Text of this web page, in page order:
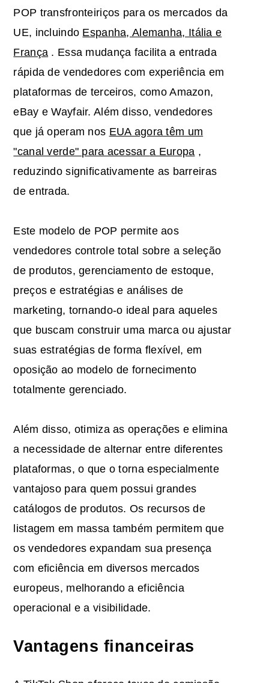
POP transfronteiriços para os mercados da
UE, incluindo Espanha, Alemanha, Itália e
França . Essa mudança facilita a entrada
rápida de vendedores com experiência em
plataformas de terceiros, como Amazon,
eBay e Wayfair. Além disso, vendedores
que já operam nos EUA agora têm um
"canal verde" para acessara Europa ,
reduzindo significativamente as barreiras
de entrada.
Este modelo de POP permite aos
vendedores controle total sobre a seleção
de produtos, gerenciamento de estoque,
preços e estratégias e análises de
marketing, tornando-o ideal para aqueles
que buscam construir uma marca ou ajustar
suas estratégias de forma flexível, em
oposição ao modelo de fornecimento
totalmente gerenciado.
Além disso, otimiza as operações e elimina
a necessidade de alternar entre diferentes
plataformas, o que o torna especialmente
vantajoso para quem possui grandes
catálogos de produtos. Os recursos de
listagem em massa também permitem que
os vendedores expandam sua presença
com eficiência em diversos mercados
europeus, melhorando a eficiência
operacional e a visibilidade.
Vantagens financeiras